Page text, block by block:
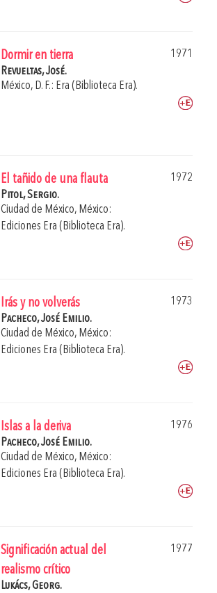
Dormir en tierra
1971
Revueltas, José.
México, D. F.: Era (Biblioteca Era).
El tañido de una flauta
1972
Pitol, Sergio.
Ciudad de México, México:
Ediciones Era (Biblioteca Era).
Irás y no volverás
1973
Pacheco, José Emilio.
Ciudad de México, México:
Ediciones Era (Biblioteca Era).
Islas a la deriva
1976
Pacheco, José Emilio.
Ciudad de México, México:
Ediciones Era (Biblioteca Era).
Significación actual del
realismo crítico
1977
Lukács, Georg.